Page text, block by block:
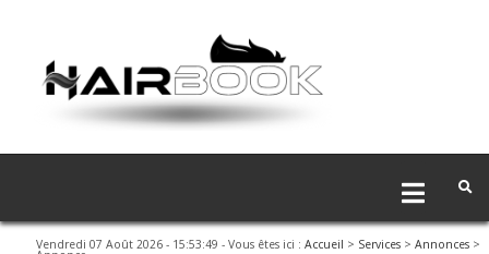
Vendredi 07 Août 2026 - 15:53:49 - Vous êtes ici : Accueil > Services > Annonces >